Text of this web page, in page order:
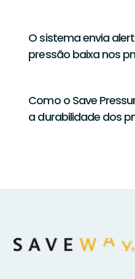
O sistema envia
pressão baixa nos
Como o Save
a durabilidade dos